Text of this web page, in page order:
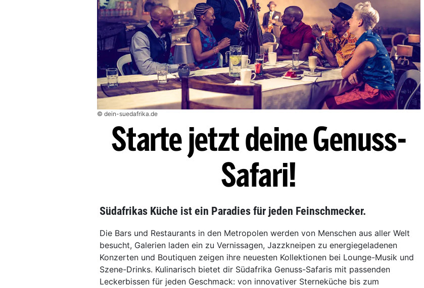
© dein-suedafrika.de
Starte jetzt deine Genuss-
Safari!
Südafrikas Küche ist ein Paradies für jeden Feinschmecker.
Die Bars und Restaurants in den Metropolen werden von Menschen aus aller Welt
besucht, Galerien laden ein zu Vernissagen, Jazzkneipen zu energiegeladenen
Konzerten und Boutiquen zeigen ihre neuesten Kollektionen bei Lounge-Musik und
Szene-Drinks. Kulinarisch bietet dir Südafrika Genuss-Safaris mit passenden
Leckerbissen für jeden Geschmack: von innovativer Sterneküche bis zum